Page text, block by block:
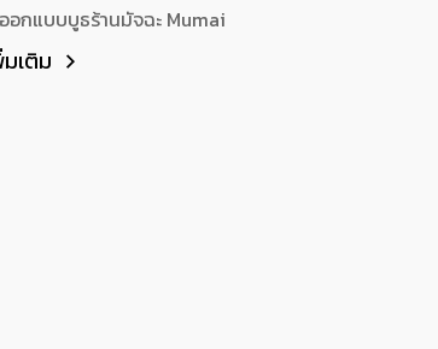
อกแบบบูธร้านมัจฉะ Mumai
เติม